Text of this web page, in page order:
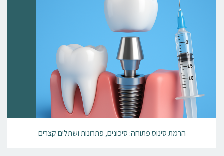
הרמת סינוס פתוחה: סיכונים, פתרונות ושתלים קצרים